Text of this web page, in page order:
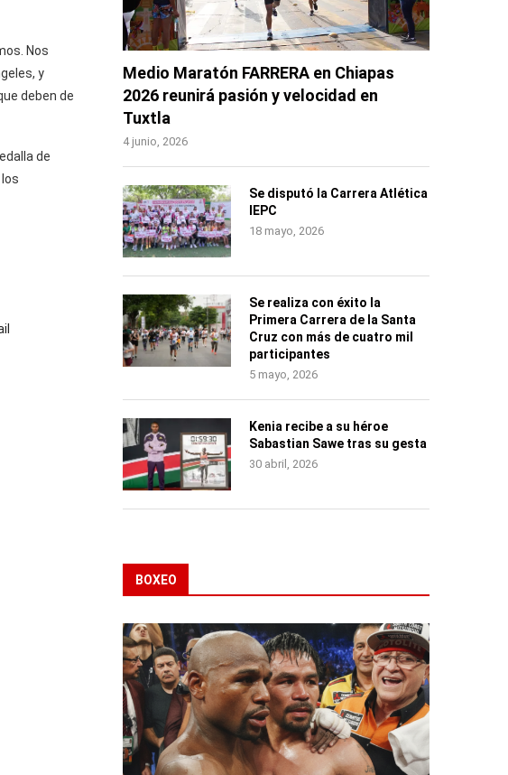
Nos
y
deben de
de
Medio Maratón FARRERA en Chiapas
2026 reunirá pasión y velocidad en
Tuxtla
4 junio, 2026
Se disputó la Carrera Atlética
IEPC
18 mayo, 2026
Se realiza con éxito la
Primera Carrera de la Santa
Cruz con más de cuatro mil
participantes
5 mayo, 2026
Kenia recibe a su héroe
Sabastian Sawe tras su gesta
30 abril, 2026
BOXEO